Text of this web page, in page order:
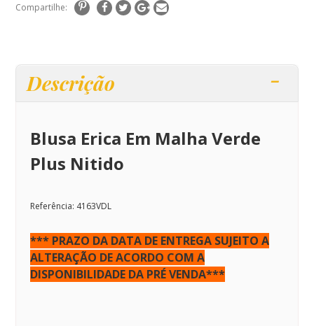
Compartilhe:
Descrição
Blusa Erica Em Malha Verde
Plus Nitido
Referência: 4163VDL
*** PRAZO DA DATA DE ENTREGA SUJEITO A
ALTERAÇÃO DE ACORDO COM A
DISPONIBILIDADE DA PRÉ VENDA***